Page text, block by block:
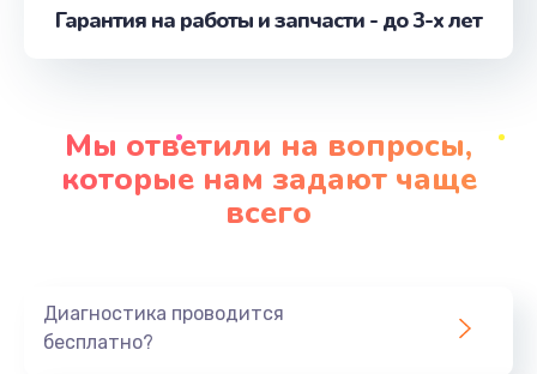
Ремонт кнопки
от 500 руб.
Замена корпусных элементов
от 2800 руб.
Заказать
от 520 руб.
Гарантия на работы и запчасти - до 3-х лет
Мы ответили на вопросы,
которые нам задают чаще
всего
Диагностика проводится
бесплатно?